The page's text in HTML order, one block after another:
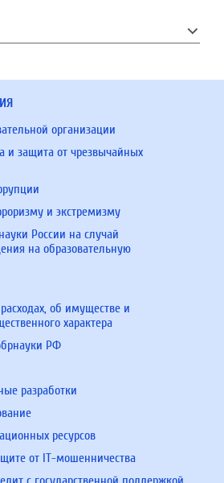
организации
и защита от чрезвычайных
и экстремизму
России на случай
на образовательную
об имуществе и
характера
РФ
разработки
ресурсов
от IT-мошенничества